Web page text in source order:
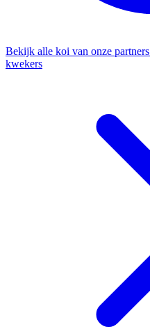
Bekijk alle koi van onze partners
kwekers